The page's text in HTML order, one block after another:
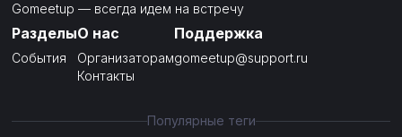
Gomeetup — всегда идем на встречу
Разделы
События
О нас
Организаторам
Контакты
Поддержка
gomeetup@support.ru
Популярные теги